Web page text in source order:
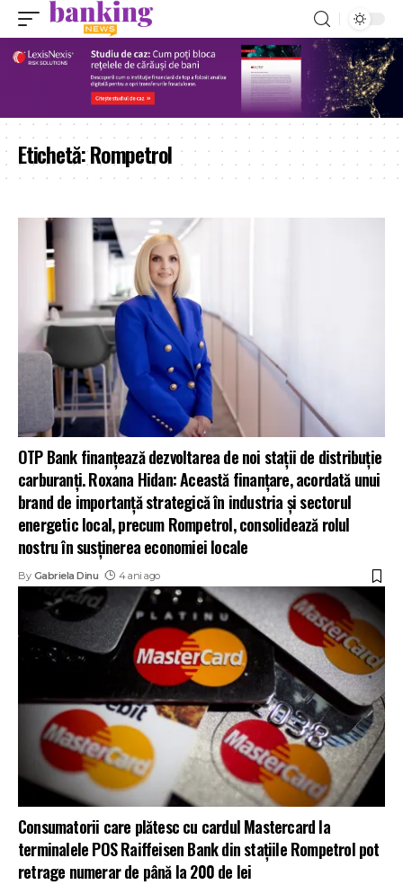
Etichetă:Rompetrol
OTP Bank finanțează dezvoltarea de noi stații de distribuție
carburanți. Roxana Hidan: Această finanțare, acordată unui
brand de importanță strategică în industria și sectorul
energetic local, precum Rompetrol, consolidează rolul
nostru în susținerea economiei locale
By Gabriela Dinu 4 ani ago
Consumatorii care plătesc cu cardul Mastercard la
terminalele POS Raiffeisen Bank din stațiile Rompetrol pot
retrage numerar de până la 200 de lei